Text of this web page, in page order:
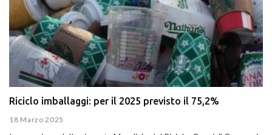
Riciclo imballaggi: per il 2025 previsto il 75,2%
18 Marzo 2025